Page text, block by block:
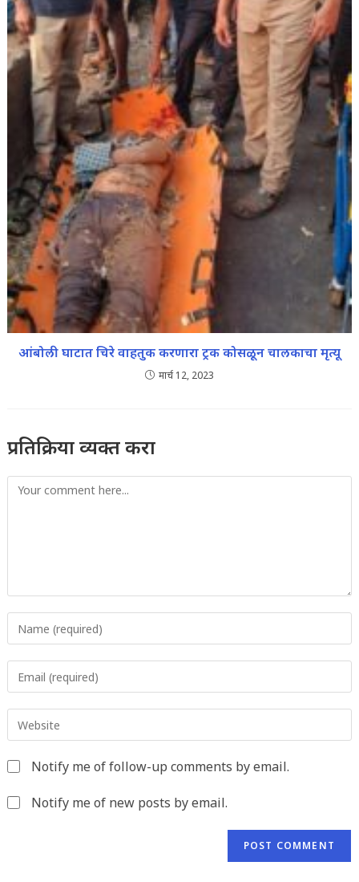
आंबोली घाटात चिरे वाहतुक करणारा ट्रक कोसळून चालकाचा मृत्यू
मार्च 12, 2023
प्रतिक्रिया व्यक्त करा
Comment
your
username
to
comment
your
address
to
comment
your
URL
Notify me of follow-up comments by email.
Notify me of new posts by email.